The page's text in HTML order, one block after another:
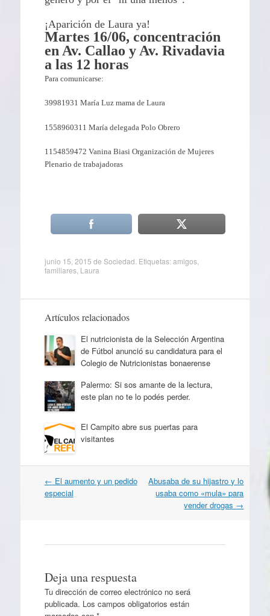
¡Aparición de Laura ya!
Martes 16/06, concentración
en Av. Callao y Av. Rivadavia
a las 12 horas
Para comunicarse:
39981931 María Luz mama de Laura
1558960311 María delegada Polo Obrero
1154859472 Vanina Biasi Organización de Mujeres
Plenario de trabajadoras
junio 15, 2015 de Sociedad . Etiquetas:amigos,
familiares, Laura
Artículos relacionados
El nutricionista de la Selección Argentina
de Fútbol anunció su candidatura para el
Colegio de Nutricionistas bonaerense
Palermo: Si sos amante de la lectura,
este plan no te lo podés perder.
El Campito abre sus puertas para
visitantes
Navegación
por
← El aumento y un pedido
especial
Abusaba de su hijastro y lo
usaba como «mula» para
vender drogas →
Deja una respuesta
Tu dirección de correo electrónico no será
publicada. Los campos obligatorios están